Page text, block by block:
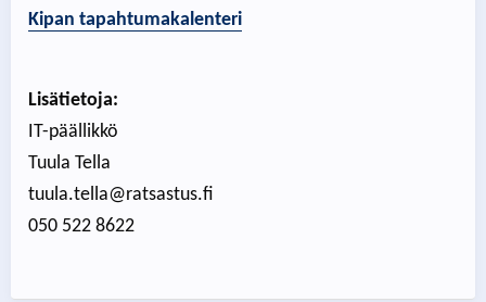
Kipan tapahtumakalenteri
Lisätietoja:
IT-päällikkö
Tuula Tella
tuula.tella@ratsastus.fi
050 522 8622